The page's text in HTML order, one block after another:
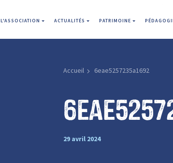
L'ASSOCIATION ACTUALITÉS PATRIMOINE
Accueil 6eae5257235a1692
29 avril 2024